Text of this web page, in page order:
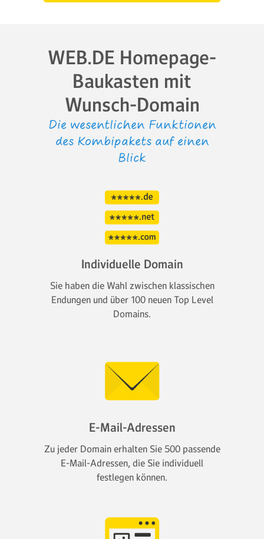
WEB.DE Homepage-
Baukasten mit
Wunsch-Domain
Die wesentlichen Funktionen
des Kombipakets auf einen
Blick
Individuelle Domain
Sie haben die Wahl zwischen klassischen
Endungen und über 100 neuen Top Level
Domains.
E-Mail-Adressen
Zu jeder Domain erhalten Sie 500 passende
E-Mail-Adressen, die Sie individuell
festlegen können.